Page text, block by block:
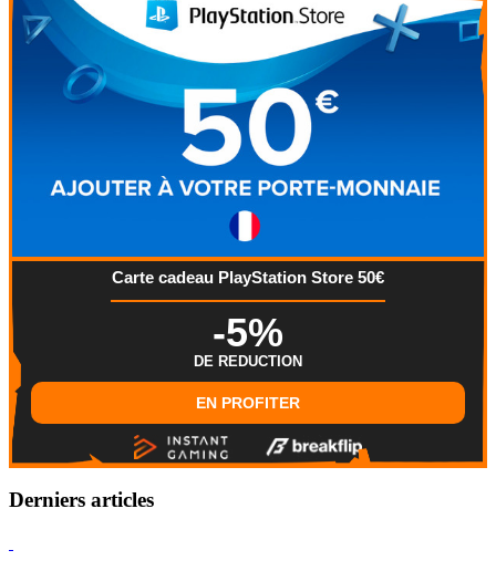
Carte cadeau PlayStation Store 50€
-5%
DE REDUCTION
EN PROFITER
Derniers articles